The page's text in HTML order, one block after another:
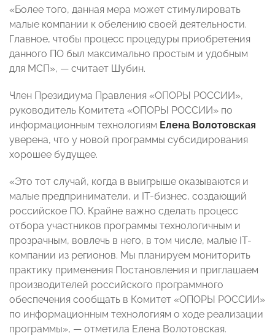
«Более того, данная мера может стимулировать
малые компании к обелению своей деятельности.
Главное, чтобы процесс процедуры приобретения
данного ПО был максимально простым и удобным
для МСП», — считает Шубин.
Член Президиума Правления «ОПОРЫ РОССИИ»,
руководитель Комитета «ОПОРЫ РОССИИ» по
информационным технологиям Елена Волотовская
уверена, что у новой программы субсидирования
хорошее будущее.
«Это тот случай, когда в выигрыше оказываются и
малые предприниматели, и IT-бизнес, создающий
российское ПО. Крайне важно сделать процесс
отбора участников программы технологичным и
прозрачным, вовлечь в него, в том числе, малые IT-
компании из регионов. Мы планируем мониторить
практику применения Постановления и приглашаем
производителей российского программного
обеспечения сообщать в Комитет «ОПОРЫ РОССИИ»
по информационным технологиям о ходе реализации
программы», — отметила Елена Волотовская.